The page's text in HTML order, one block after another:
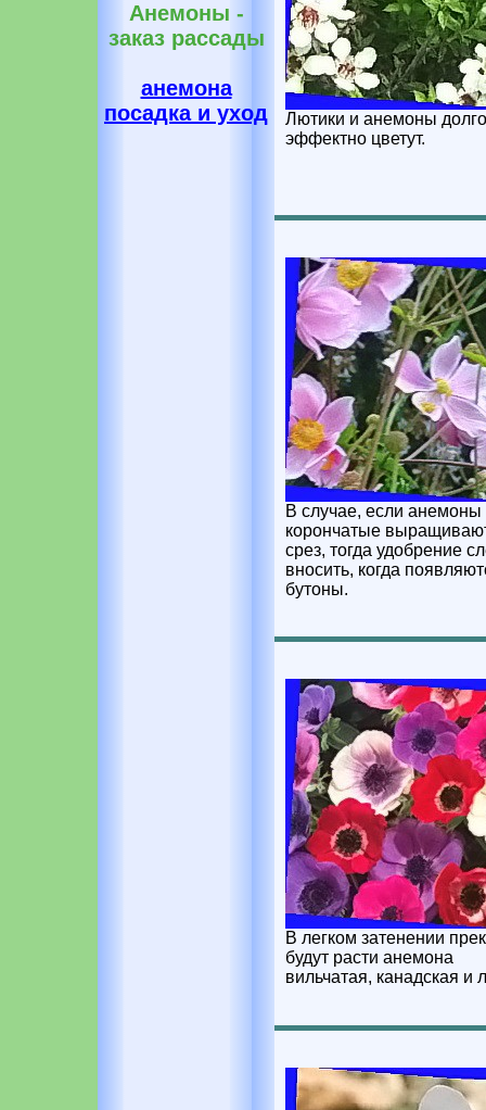
Анемоны -
заказ рассады
анемона
посадка и уход
Лютики и анемоны
эффектно цветут.
В случае, если анемоны
корончатые
срез, тогда удобрение
вносить, когда
бутоны.
В легком затенении
будут расти анемона
вильчатая, канадская и